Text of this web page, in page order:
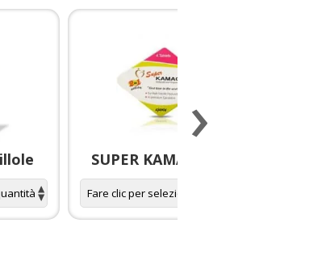
SUPER KAMAGRA pillole
›